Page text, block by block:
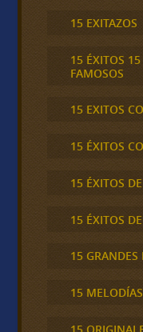
15 EXITAZOS
15 ÉXITOS
FAMOSOS
15 EXITOS
15 ÉXITOS
15 ÉXITOS
15 ÉXITOS
15 GRANDES
15